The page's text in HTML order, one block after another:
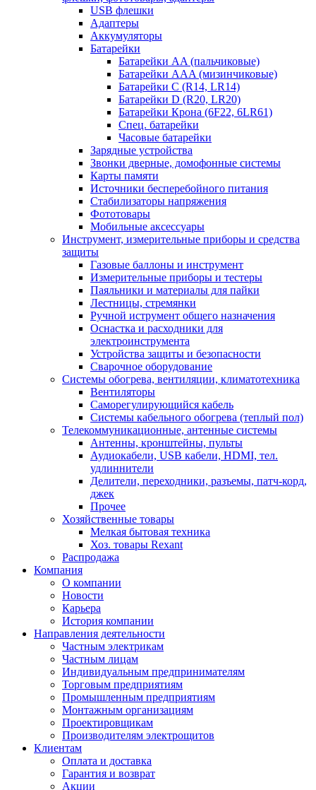
USB флешки
Адаптеры
Аккумуляторы
Батарейки
Батарейки AA (пальчиковые)
Батарейки AAA (мизинчиковые)
Батарейки C (R14, LR14)
Батарейки D (R20, LR20)
Батарейки Крона (6F22, 6LR61)
Спец. батарейки
Часовые батарейки
Зарядные устройства
Звонки дверные, домофонные системы
Карты памяти
Источники бесперебойного питания
Стабилизаторы напряжения
Фототовары
Мобильные аксессуары
Инструмент, измерительные приборы и средства
защиты
Газовые баллоны и инструмент
Измерительные приборы и тестеры
Паяльники и материалы для пайки
Лестницы, стремянки
Ручной иструмент общего назначения
Оснастка и расходники для
электроинструмента
Устройства защиты и безопасности
Сварочное оборудование
Системы обогрева, вентиляции, климатотехника
Вентиляторы
Саморегулирующийся кабель
Системы кабельного обогрева (теплый пол)
Телекоммуникационные, антенные системы
Антенны, кронштейны, пульты
Аудиокабели, USB кабели, HDMI, тел.
удлиннители
Делители, переходники, разъемы, патч-корд,
джек
Прочее
Хозяйственные товары
Мелкая бытовая техника
Хоз. товары Rexant
Распродажа
Компания
О компании
Новости
Карьера
История компании
Направления деятельности
Частным электрикам
Частным лицам
Индивидуальным предпринимателям
Торговым предприятиям
Промышленным предприятиям
Монтажным организациям
Проектировщикам
Производителям электрощитов
Клиентам
Оплата и доставка
Гарантия и возврат
Акции